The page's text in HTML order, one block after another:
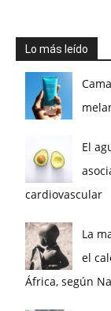
Lo más leído
El
cardiovascular
La
el
África, según